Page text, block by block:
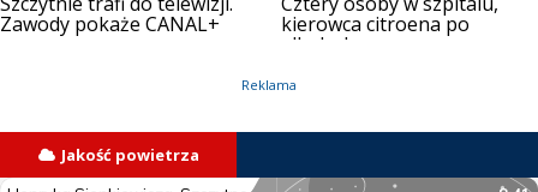
Zawody pokaże CANAL+ kierowca citroena po
alkoholu
Reklama
Jakość powietrza